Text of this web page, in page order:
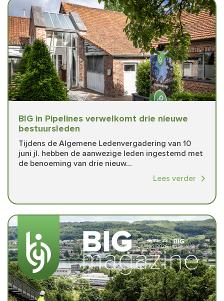
BIG in Pipelines verwelkomt drie nieuwe
bestuursleden
Tijdens de Algemene Ledenvergadering van 10
juni jl. hebben de aanwezige leden ingestemd met
de benoeming van drie nieuw...
Lees verder